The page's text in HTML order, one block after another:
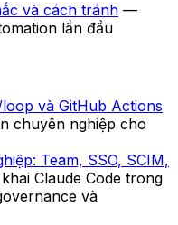
và cách tránh —
lần đầu
và GitHub Actions
chuyên nghiệp cho
Team, SSO, SCIM,
Claude Code trong
và